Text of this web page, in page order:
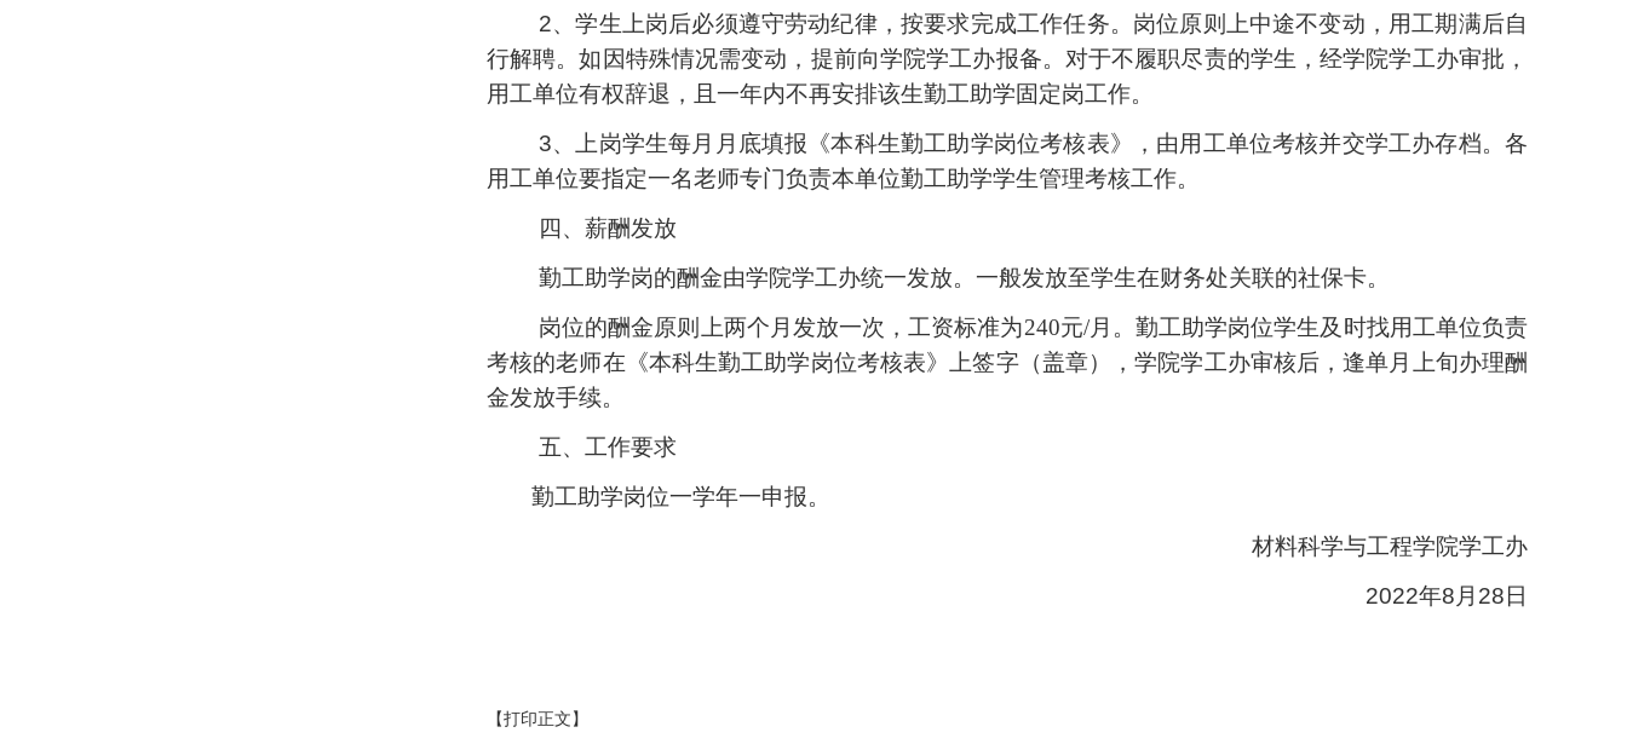
2、学生上岗后必须遵守劳动纪律，按要求完成工作任务。岗位原则上中途不变动，用工期满后自
行解聘。如因特殊情况需变动，提前向学院学工办报备。对于不履职尽责的学生，经学院学工办审批，
用工单位有权辞退，且一年内不再安排该生勤工助学固定岗工作。
3、上岗学生每月月底填报《本科生勤工助学岗位考核表》，由用工单位考核并交学工办存档。各
用工单位要指定一名老师专门负责本单位勤工助学学生管理考核工作。
四、薪酬发放
勤工助学岗的酬金由学院学工办统一发放。一般发放至学生在财务处关联的社保卡。
岗位的酬金原则上两个月发放一次，工资标准为240元/月。 勤工助学岗位学生及时找用工单位负责
考核的老师在 《本科生勤工助学岗位考核表》 上签字（盖章），学院学工办审核后，逢单月上旬办理酬
金发放手续。
五、 工作要求
勤工助学岗位一学年一申报。
材料科学与工程学院学工办
2022年8月28日
【打印正文】